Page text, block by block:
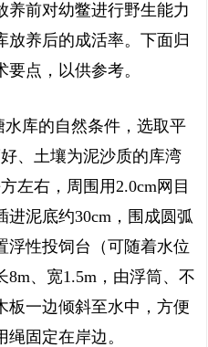
养前对幼鳖进行野生能力
放养后的成活率。下面归
点，以供参考。
库的自然条件，选取平
、土壤为泥沙质的库湾
左右，周围用2.0cm网目
泥底约30cm，围成圆弧
浮性投饲台（可随着水位
、宽1.5m，由浮筒、不
板一边倾斜至水中，方便
固定在岸边。